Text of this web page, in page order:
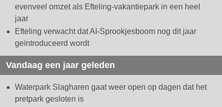
evenveel omzet als Efteling-vakantiepark in een heel
jaar
Efteling verwacht dat AI-Sprookjesboom nog dit jaar
geïntroduceerd wordt
Vandaag een jaar geleden
Waterpark Slagharen gaat weer open op dagen dat het
pretpark gesloten is